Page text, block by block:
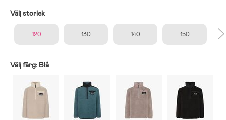
Välj storlek
120 130 140 150
Välj färg: Blå